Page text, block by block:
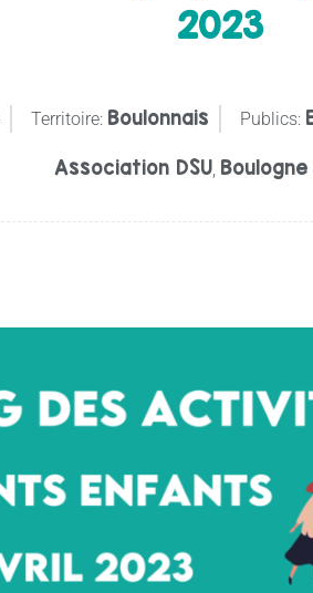
2023
Territoire: Boulonnais Publics:
Association DSU,